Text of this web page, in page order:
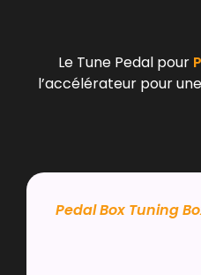
Le Tune Pedal pour
l’accélérateur pour